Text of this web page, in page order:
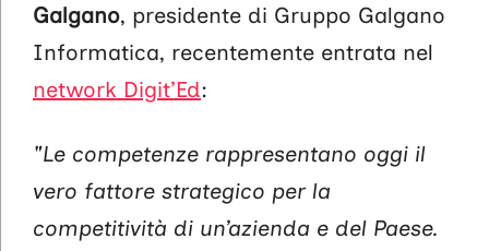
Galgano, presidente di Gruppo Galgano
Informatica, recentemente entrata nel
network Digit’Ed:
"Le competenze rappresentano oggi il
vero fattore strategico per la
competitività di un’azienda e del Paese.